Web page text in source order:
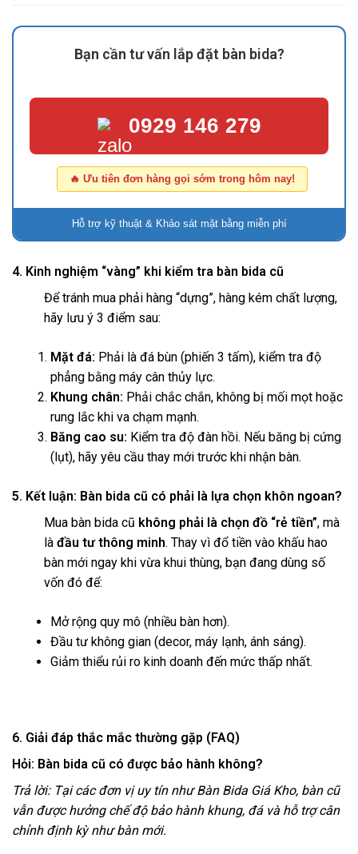
Bạn cần tư vấn lắp đặt bàn bida?
0929 146 279
🔥 Ưu tiên đơn hàng gọi sớm trong hôm nay!
Hỗ trợ kỹ thuật & Khảo sát mặt bằng miễn phí
4. Kinh nghiệm “vàng” khi kiểm tra bàn bida cũ
Để tránh mua phải hàng “dựng”, hàng kém chất lượng,
hãy lưu ý 3 điểm sau:
Mặt đá: Phải là đá bùn (phiến 3 tấm), kiểm tra độ
phẳng bằng máy cân thủy lực.
Khung chân: Phải chắc chắn, không bị mối mọt hoặc
rung lắc khi va chạm mạnh.
Băng cao su: Kiểm tra độ đàn hồi. Nếu băng bị cứng
(lụt), hãy yêu cầu thay mới trước khi nhận bàn.
5. Kết luận: Bàn bida cũ có phải là lựa chọn khôn ngoan?
Mua bàn bida cũ không phải là chọn đồ “rẻ tiền”, mà
là đầu tư thông minh. Thay vì đổ tiền vào khấu hao
bàn mới ngay khi vừa khui thùng, bạn đang dùng số
vốn đó để:
Mở rộng quy mô (nhiều bàn hơn).
Đầu tư không gian (decor, máy lạnh, ánh sáng).
Giảm thiểu rủi ro kinh doanh đến mức thấp nhất.
6. Giải đáp thắc mắc thường gặp (FAQ)
Hỏi: Bàn bida cũ có được bảo hành không?
Trả lời: Tại các đơn vị uy tín như Bàn Bida Giá Kho, bàn cũ
vẫn được hưởng chế độ bảo hành khung, đá và hỗ trợ cân
chỉnh định kỳ như bàn mới.